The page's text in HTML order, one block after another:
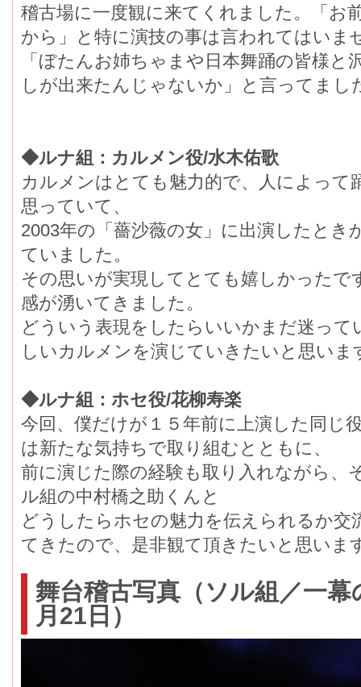
稽古場に一度観に来てくれました。「お
から」と特に演技の事は言われてはいま
「ぼたんお姉ちゃまや日本舞踊の皆様
しが出来たんじゃないか」と言ってまし
◆ルナ組：カルメン役/水木佑歌
カルメンはとても魅力的で、人によって
思っていて、
2003年の「薔沙薇の女」に出演したと
ていました。
その思いが実現してとても嬉しかったで
感が湧いてきました。
どういう表現をしたらいいかまだ迷っ
しいカルメンを演じていきたいと思いま
◆ルナ組：ホセ役/花柳寿楽
今回、僕だけが１５年前に上演した同じ
は新たな気持ちで取り組むとともに、
前に演じた際の経験も取り入れながら、
ル組の中村橋之助くんと
どうしたらホセの魅力を伝えられるか
てきたので、是非観て頂きたいと思いま
舞台稽古写真（ソル組／一
月21日）